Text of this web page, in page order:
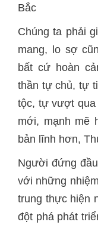
Bắc
Chúng ta phải
mang, lo sợ
bất cứ hoàn
thần tự chủ, tự
tộc, tự vượt qua
mới, mạnh mẽ
bản lĩnh hơn,
Người đứng
với những
trung thực hiện
đột phá phát